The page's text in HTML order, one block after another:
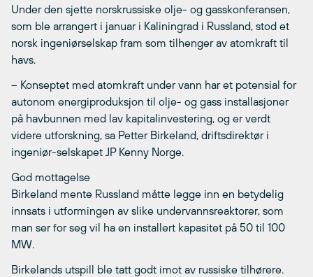
Under den sjette norskrussiske olje- og gasskonferansen,
som ble arrangert i januar i Kaliningrad i Russland, stod et
norsk ingeniørselskap fram som tilhenger av atomkraft til
havs.
– Konseptet med atomkraft under vann har et potensial for
autonom energiproduksjon til olje- og gass installasjoner
på havbunnen med lav kapitalinvestering, og er verdt
videre utforskning, sa Petter Birkeland, driftsdirektør i
ingeniør-selskapet JP Kenny Norge.
God mottagelse
Birkeland mente Russland måtte legge inn en betydelig
innsats i utformingen av slike undervannsreaktorer, som
man ser for seg vil ha en installert kapasitet på 50 til 100
MW.
Birkelands utspill ble tatt godt imot av russiske tilhørere.